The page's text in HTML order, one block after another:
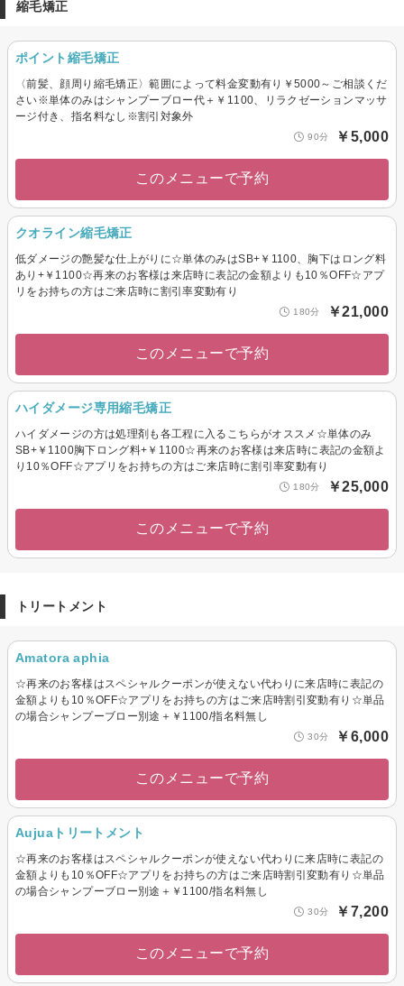
縮毛矯正
ポイント縮毛矯正
〈前髪、顔周り縮毛矯正〉範囲によって料金変動有り￥5000～ご相談くだ
さい※単体のみはシャンプーブロー代＋￥1100、リラクゼーションマッサ
ージ付き、指名料なし※割引対象外
90分 ￥5,000
このメニューで予約
クオライン縮毛矯正
低ダメージの艶髪な仕上がりに☆単体のみはSB+￥1100、胸下はロング料
あり+￥1100☆再来のお客様は来店時に表記の金額よりも10％OFF☆アプ
リをお持ちの方はご来店時に割引率変動有り
180分 ￥21,000
このメニューで予約
ハイダメージ専用縮毛矯正
ハイダメージの方は処理剤も各工程に入るこちらがオススメ☆単体のみ
SB+￥1100胸下ロング料+￥1100☆再来のお客様は来店時に表記の金額よ
り10％OFF☆アプリをお持ちの方はご来店時に割引率変動有り
180分 ￥25,000
このメニューで予約
トリートメント
Amatora aphia
☆再来のお客様はスペシャルクーポンが使えない代わりに来店時に表記の
金額よりも10％OFF☆アプリをお持ちの方はご来店時割引変動有り☆単品
の場合シャンプーブロー別途＋￥1100/指名料無し
30分 ￥6,000
このメニューで予約
Aujuaトリートメント
☆再来のお客様はスペシャルクーポンが使えない代わりに来店時に表記の
金額よりも10％OFF☆アプリをお持ちの方はご来店時割引変動有り☆単品
の場合シャンプーブロー別途＋￥1100/指名料無し
30分 ￥7,200
このメニューで予約